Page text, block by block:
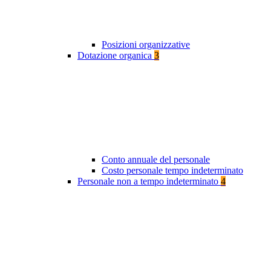
Posizioni organizzative
Dotazione organica 3
Conto annuale del personale
Costo personale tempo indeterminato
Personale non a tempo indeterminato 4